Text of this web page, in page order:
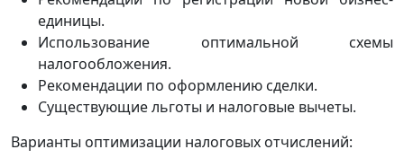
единицы.
Использование оптимальной схемы
налогообложения.
Рекомендации по оформлению сделки.
Существующие льготы и налоговые вычеты.
Варианты оптимизации налоговых отчислений: